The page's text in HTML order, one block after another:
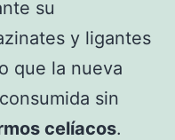
su
y ligantes
que la nueva
sin
celíacos.